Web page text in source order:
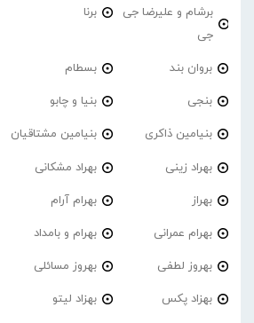
برشام و علیرضا جی
جی
برنا
بروان بند بسطام
بنجی بنیا و چابو
بنیامین ذاکری بنیامین مشتاقیان
بهراد زینی بهراد مشکانی
بهراز بهرام آرام
بهرام عمرانی بهرام و بامداد
بهروز لطفی بهروز مسائلی
بهزاد پکس بهزاد لیتو